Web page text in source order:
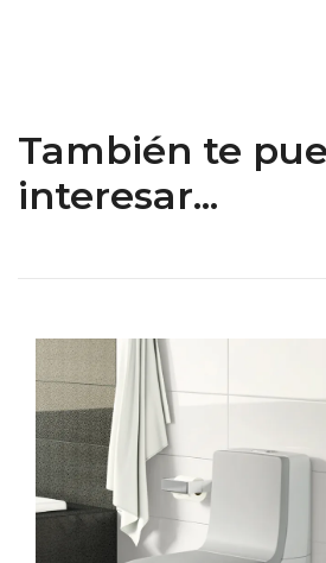
También te
interesar...